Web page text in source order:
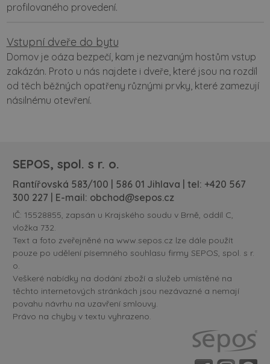
profilovaného provedení.
Vstupní dveře do bytu
Domov je oáza bezpečí, kam je nezvaným hostům vstup
zakázán. Proto u nás najdete i dveře, které jsou na rozdíl
od těch běžných opatřeny různými prvky, které zamezují
násilnému otevření.
SEPOS, spol. s r. o.
Rantířovská 583/100 | 586 01 Jihlava | tel: +420 567
300 227 | E-mail: obchod@sepos.cz
IČ: 15528855, zapsán u Krajského soudu v Brně, oddíl C,
vložka 732.
Text a foto zveřejněné na www.sepos.cz lze dále použít
pouze po udělení písemného souhlasu firmy SEPOS, spol. s r.
o.
Veškeré nabídky na dodání zboží a služeb umístěné na
těchto internetových stránkách jsou nezávazné a nemají
povahu návrhu na uzavření smlouvy.
Právo na chyby v textu vyhrazeno.